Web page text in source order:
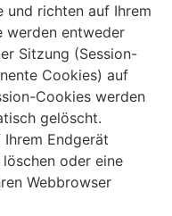
und richten auf Ihrem
werden entweder
Sitzung (Session-
Cookies) auf
Cookies werden
gelöscht.
Endgerät
oder eine
Webbrowser